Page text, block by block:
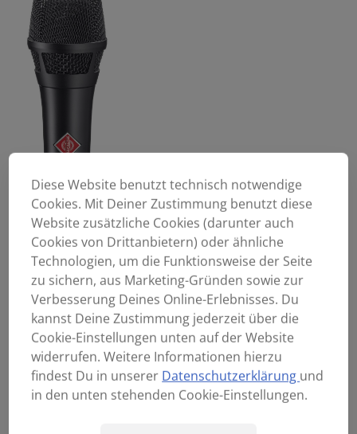
Diese Website benutzt technisch notwendige
Cookies. Mit Deiner Zustimmung benutzt diese
Website zusätzliche Cookies (darunter auch
Cookies von Drittanbietern) oder ähnliche
Technologien, um die Funktionsweise der Seite
zu sichern, aus Marketing-Gründen sowie zur
Verbesserung Deines Online-Erlebnisses. Du
kannst Deine Zustimmung jederzeit über die
Cookie-Einstellungen unten auf der Website
widerrufen. Weitere Informationen hierzu
findest Du in unserer Datenschutzerklärung und
in den unten stehenden Cookie-Einstellungen.